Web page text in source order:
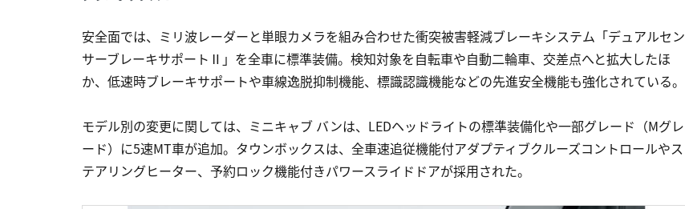
安全面では、ミリ波レーダーと単眼カメラを組み合わせた衝突被害軽減ブレーキシステム「デュアルセン
サーブレーキサポートⅡ」を全車に標準装備。検知対象を自転車や自動二輪車、交差点へと拡大したほ
か、低速時ブレーキサポートや車線逸脱抑制機能、標識認識機能などの先進安全機能も強化されている。
モデル別の変更に関しては、ミニキャブ バンは、LEDヘッドライトの標準装備化や一部グレード（Mグレ
ード）に5速MT車が追加。タウンボックスは、全車速追従機能付アダプティブクルーズコントロールやス
テアリングヒーター、予約ロック機能付きパワースライドドアが採用された。